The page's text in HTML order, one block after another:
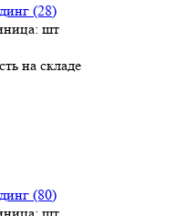
(28)
шт
на складе
(80)